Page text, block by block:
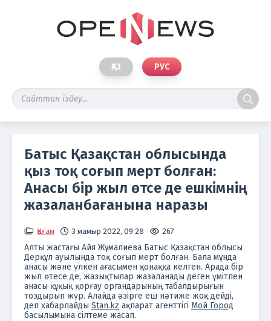
ҚАЗ РУС
Батыс Қазақстан облысында
қыз тоқ соғып мерт болған:
Анасы бір жыл өтсе де ешкімнің
жазаланбағанына наразы
Қоғам 3 мамыр 2022, 09:28 267
Алты жастағы Айя Жұмалиева Батыс Қазақстан облысы
Дерқұл ауылында тоқ соғып мерт болған. Бала мұнда
анасы және үлкен ағасымен қонаққа келген. Арада бір
жыл өтесе де, жазықтылар жазаланады деген үмітпен
анасы құқық қорғау органдарының табалдырығын
тоздырып жүр. Алайда әзірге еш нәтиже жоқ дейді,
деп хабарлайды Stan.kz ақпарат агенттігі Мой Город
басылымына сілтеме жасап.